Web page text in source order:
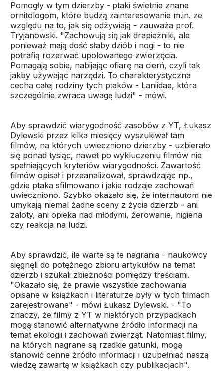
Pomogły w tym dzierzby - ptaki świetnie znane
ornitologom, które budzą zainteresowanie m.in. ze
względu na to, jak się odżywiają - zauważa prof.
Tryjanowski. "Zachowują się jak drapieżniki, ale
ponieważ mają dość słaby dziób i nogi - to nie
potrafią rozerwać upolowanego zwierzęcia.
Pomagają sobie, nabijając ofiarę na cierń, czyli tak
jakby używając narzędzi. To charakterystyczna
cecha całej rodziny tych ptaków - Laniidae, która
szczególnie zwraca uwagę ludzi" - mówi.
Aby sprawdzić wiarygodność zasobów z YT, Łukasz
Dylewski przez kilka miesięcy wyszukiwał tam
filmów, na których uwieczniono dzierzby - uzbierało
się ponad tysiąc, nawet po wykluczeniu filmów nie
spełniających kryteriów wiarygodności. Zawartość
filmów opisał i przeanalizował, sprawdzając np.,
gdzie ptaka sfilmowano i jakie rodzaje zachowań
uwieczniono. Szybko okazało się, że internautom nie
umykają niemal żadne sceny z życia dzierzb - ani
zaloty, ani opieka nad młodymi, żerowanie, higiena
czy reakcja na ludzi.
Aby sprawdzić, ile warte są te nagrania - naukowcy
sięgnęli do potężnego zbioru artykułów na temat
dzierzb i szukali zbieżności pomiędzy treściami.
"Okazało się, że prawie wszystkie zachowania
opisane w książkach i literaturze były w tych filmach
zarejestrowane" - mówi Łukasz Dylewski. - "To
znaczy, że filmy z YT w niektórych przypadkach
mogą stanowić alternatywne źródło informacji na
temat ekologii i zachowań zwierząt. Natomiast filmy,
na których nagrane są rzadkie gatunki, mogą
stanowić cenne źródło informacji i uzupełniać naszą
wiedzę zawartą w książkach czy publikacjach".